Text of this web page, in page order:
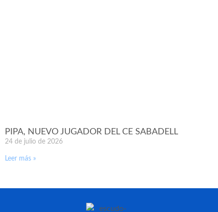
PIPA, NUEVO JUGADOR DEL CE SABADELL
24 de julio de 2026
Leer más »